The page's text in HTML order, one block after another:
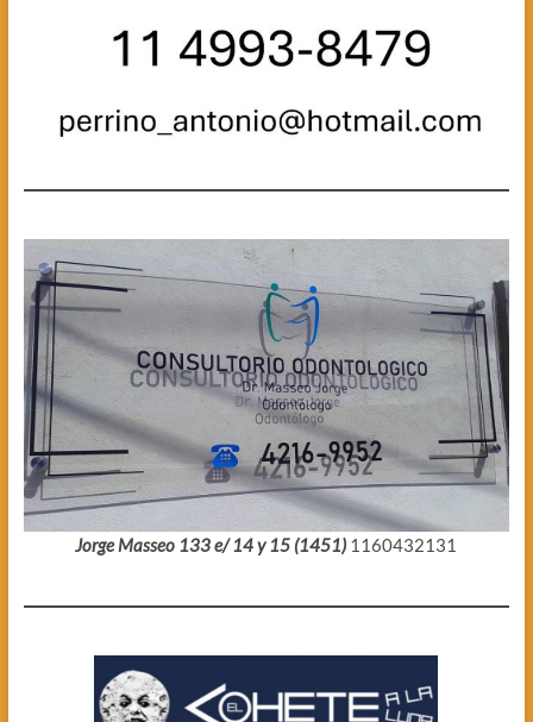
Jorge Masseo 133 e/ 14 y 15 (1451) 1160432131